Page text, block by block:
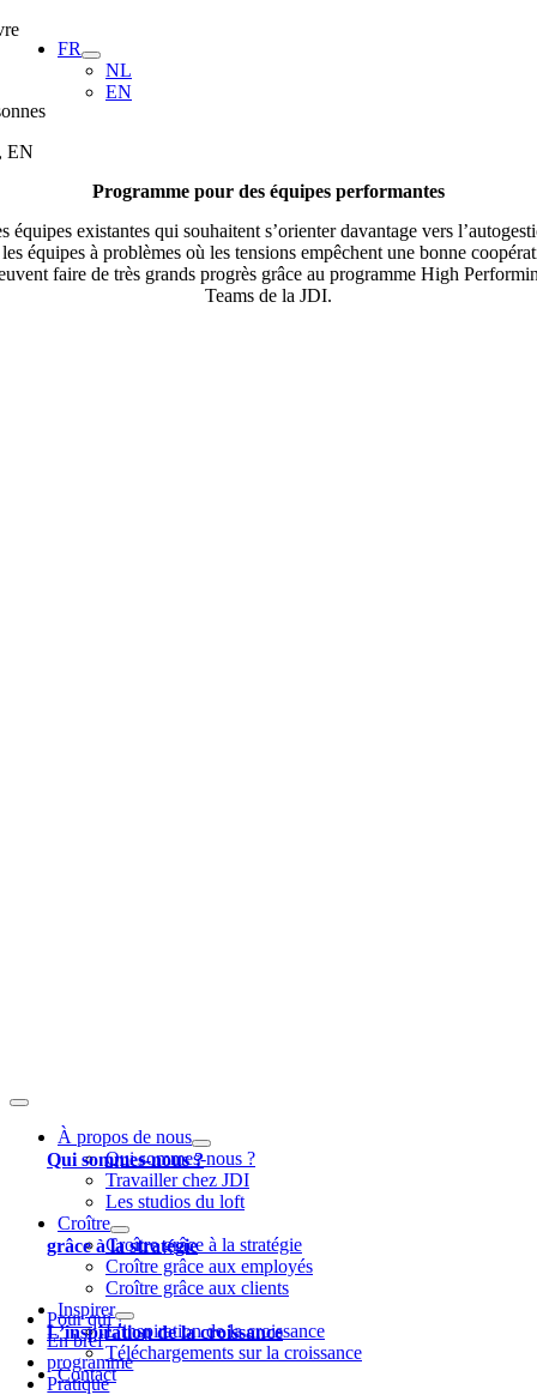
Skip
FR
NL
EN
Toggle
NavigationÀ propos de nous
Qui sommes-nous ?
Qui sommes-nous ?
Travailler chez JDI
Les studios du loft
Croître
grâce à la stratégie
Croître grâce à la stratégie
Croître grâce aux employés
Croître grâce aux clients
Inspirer
L’inspiration de la croissance
L’inspiration de la croissance
Téléchargements sur la croissance
Contact
EN
Programme pour des équipes performantes
équipes existantes qui souhaitent s’orienter davantage vers
équipes à problèmes où les tensions empêchent une bonne
faire de très grands progrès grâce au programme High
Teams de la JDI.
Pour qui ?
En bref
programme
Pratique